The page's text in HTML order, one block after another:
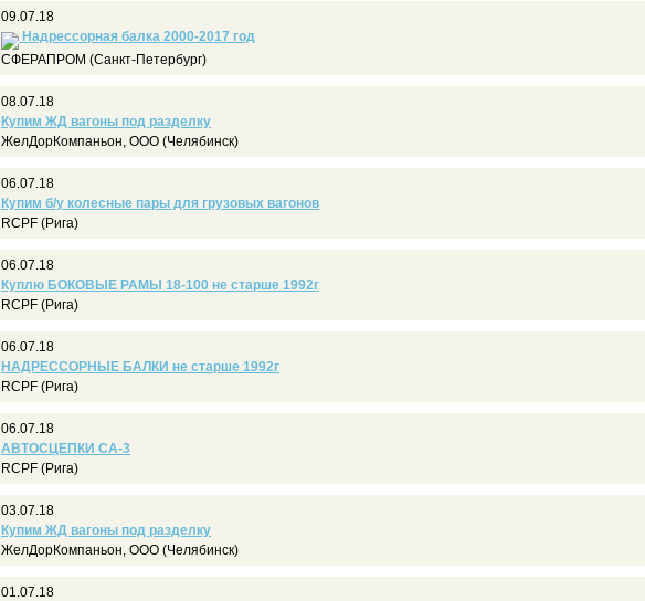
09.07.18
Надрессорная балка 2000-2017 год
СФЕРАПРОМ (Санкт-Петербург)
08.07.18
Купим ЖД вагоны под разделку
ЖелДорКомпаньон, ООО (Челябинск)
06.07.18
Купим б/у колесные пары для грузовых вагонов
RCPF (Рига)
06.07.18
Куплю БОКОВЫЕ РАМЫ 18-100 не старше 1992г
RCPF (Рига)
06.07.18
НАДРЕССОРНЫЕ БАЛКИ не старше 1992г
RCPF (Рига)
06.07.18
АВТОСЦЕПКИ СА-3
RCPF (Рига)
03.07.18
Купим ЖД вагоны под разделку
ЖелДорКомпаньон, ООО (Челябинск)
01.07.18